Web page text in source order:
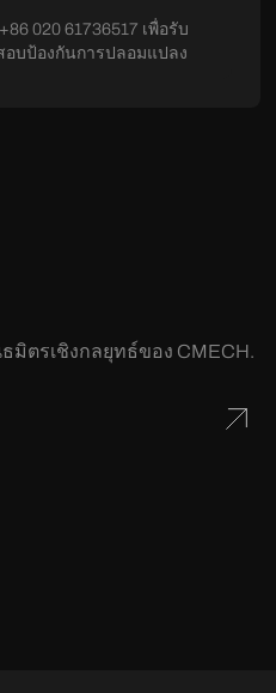
020 61736517 เพื่อรับ
อบป้องกันการปลอมแปลง
ตรเชิงกลยุทธ์ของ CMECH.